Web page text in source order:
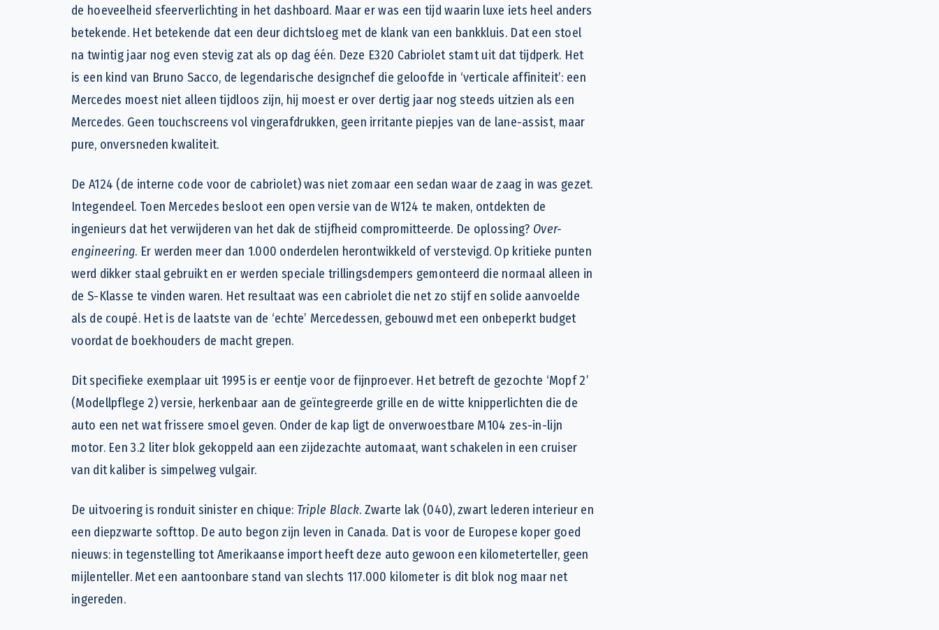
de hoeveelheid sfeerverlichting in het dashboard. Maar er was een tijd waarin luxe iets heel anders
betekende. Het betekende dat een deur dichtsloeg met de klank van een bankkluis. Dat een stoel
na twintig jaar nog even stevig zat als op dag één. Deze E320 Cabriolet stamt uit dat tijdperk. Het
is een kind van Bruno Sacco, de legendarische designchef die geloofde in ‘verticale affiniteit’: een
Mercedes moest niet alleen tijdloos zijn, hij moest er over dertig jaar nog steeds uitzien als een
Mercedes. Geen touchscreens vol vingerafdrukken, geen irritante piepjes van de lane-assist, maar
pure, onversneden kwaliteit.
De A124 (de interne code voor de cabriolet) was niet zomaar een sedan waar de zaag in was gezet.
Integendeel. Toen Mercedes besloot een open versie van de W124 te maken, ontdekten de
ingenieurs dat het verwijderen van het dak de stijfheid compromitteerde. De oplossing? Over-
engineering. Er werden meer dan 1.000 onderdelen herontwikkeld of verstevigd. Op kritieke punten
werd dikker staal gebruikt en er werden speciale trillingsdempers gemonteerd die normaal alleen in
de S-Klasse te vinden waren. Het resultaat was een cabriolet die net zo stijf en solide aanvoelde
als de coupé. Het is de laatste van de ‘echte’ Mercedessen, gebouwd met een onbeperkt budget
voordat de boekhouders de macht grepen.
Dit specifieke exemplaar uit 1995 is er eentje voor de fijnproever. Het betreft de gezochte ‘Mopf 2’
(Modellpflege 2) versie, herkenbaar aan de geïntegreerde grille en de witte knipperlichten die de
auto een net wat frissere smoel geven. Onder de kap ligt de onverwoestbare M104 zes-in-lijn
motor. Een 3.2 liter blok gekoppeld aan een zijdezachte automaat, want schakelen in een cruiser
van dit kaliber is simpelweg vulgair.
De uitvoering is ronduit sinister en chique: Triple Black. Zwarte lak (040), zwart lederen interieur en
een diepzwarte softtop. De auto begon zijn leven in Canada. Dat is voor de Europese koper goed
nieuws: in tegenstelling tot Amerikaanse import heeft deze auto gewoon een kilometerteller, geen
mijlenteller. Met een aantoonbare stand van slechts 117.000 kilometer is dit blok nog maar net
ingereden.